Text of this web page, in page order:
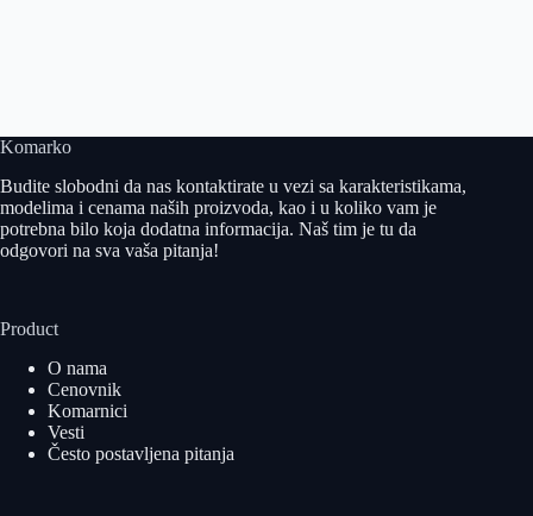
Komarko
Budite slobodni da nas kontaktirate u vezi sa karakteristikama,
modelima i cenama naših proizvoda, kao i u koliko vam je
potrebna bilo koja dodatna informacija. Naš tim je tu da
odgovori na sva vaša pitanja!
Product
O nama
Cenovnik
Komarnici
Vesti
Često postavljena pitanja